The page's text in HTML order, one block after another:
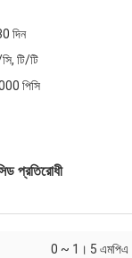
দিন
টি/টি
পিসি
প্রতিরোধী
0 ~ 1। 5 এমপিএ